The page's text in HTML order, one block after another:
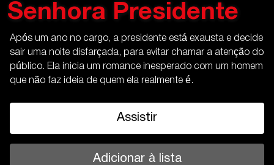
Senhora Presidente
Após um ano no cargo, a presidente está exausta e decide
sair uma noite disfarçada, para evitar chamar a atenção do
público. Ela inicia um romance inesperado com um homem
que não faz ideia de quem ela realmente é.
Assistir
Adicionar à lista